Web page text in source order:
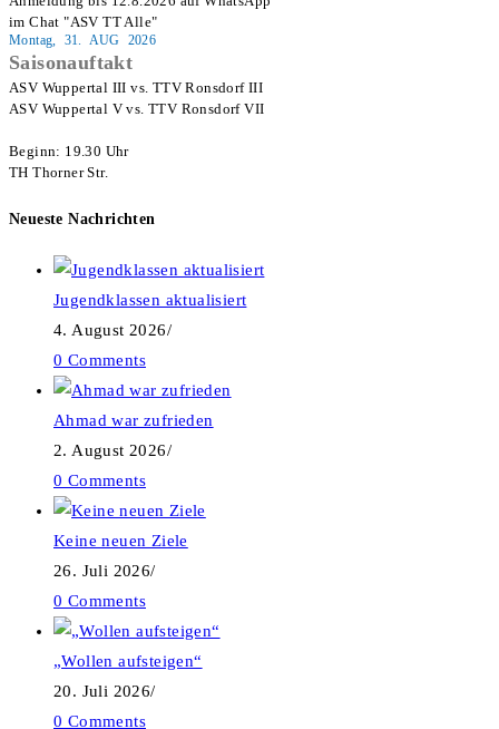
im Chat "ASV TT Alle"
Montag, 31. AUG 2026
Saisonauftakt
ASV Wuppertal III vs. TTV Ronsdorf III
ASV Wuppertal V vs. TTV Ronsdorf VII
Beginn: 19.30 Uhr
TH Thorner Str.
Neueste Nachrichten
Jugendklassen aktualisiert
4. August 2026/
0 Comments
Ahmad war zufrieden
2. August 2026/
0 Comments
Keine neuen Ziele
26. Juli 2026/
0 Comments
„Wollen aufsteigen“
20. Juli 2026/
0 Comments